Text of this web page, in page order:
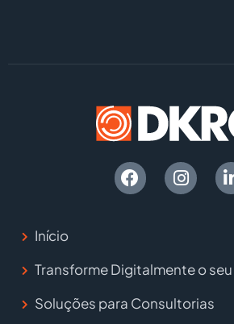
Início
Transforme Digitalmente o
Soluções para Consultorias